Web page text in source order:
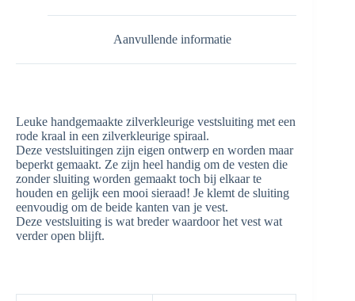
Aanvullende informatie
Leuke handgemaakte zilverkleurige vestsluiting met een
rode kraal in een zilverkleurige spiraal.
Deze vestsluitingen zijn eigen ontwerp en worden maar
beperkt gemaakt. Ze zijn heel handig om de vesten die
zonder sluiting worden gemaakt toch bij elkaar te
houden en gelijk een mooi sieraad! Je klemt de sluiting
eenvoudig om de beide kanten van je vest.
Deze vestsluiting is wat breder waardoor het vest wat
verder open blijft.